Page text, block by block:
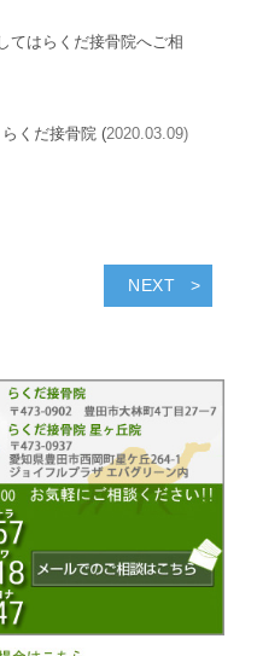
てはらくだ接骨院へご相
くだ接骨院 (2020.03.09)
NEXT